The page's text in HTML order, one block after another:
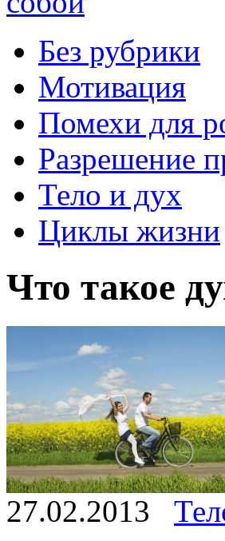
Без рубрики
Мотивация
Помехи для
Разрешение
Тело и дух
Циклы жизни
Что такое
27.02.2013